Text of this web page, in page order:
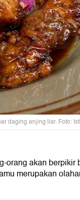
daging anjing liar. Foto:
orang akan berpikir
merupakan